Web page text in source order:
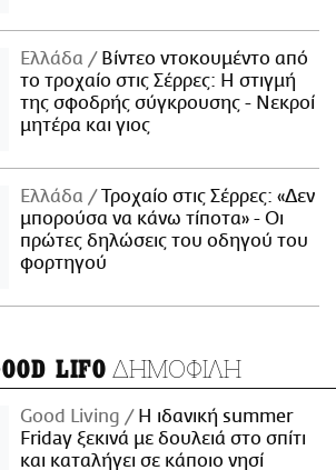
Ελλάδα
Βίντεο ντοκουμέντο από
το τροχαίο στις Σέρρες: Η στιγμή
της σφοδρής σύγκρουσης - Νεκροί
μητέρα και γιος
Ελλάδα
Τροχαίο στις Σέρρες: «Δεν
μπορούσα να κάνω τίποτα» - Οι
πρώτες δηλώσεις του οδηγού του
φορτηγού
LIFO ΔΗΜΟΦΙΛΗ
Good Living
Η ιδανική summer
Friday ξεκινά με δουλειά στο σπίτι
και καταλήγει σε κάποιο νησί